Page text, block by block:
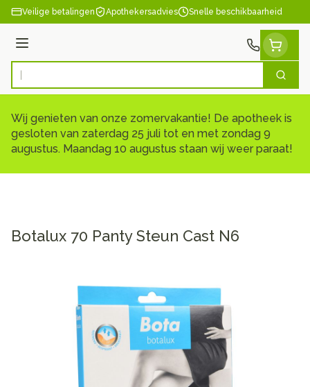
Ga naar de inhoud
Veilige betalingen Apothekersadvies Snelle beschikbaarheid
Menu
Product, merk, categorie... Zoek
Wij genieten van onze zomervakantie! De apotheek is
gesloten van zaterdag 25 juli tot en met zondag 9
augustus. Maandag 10 augustus staan wij weer paraat!
Botalux 70 Panty Steun Cast N6